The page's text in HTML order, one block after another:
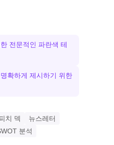
전문적인 파란색 테
확하게 제시하기 위한
치 덱
뉴스레터
분석